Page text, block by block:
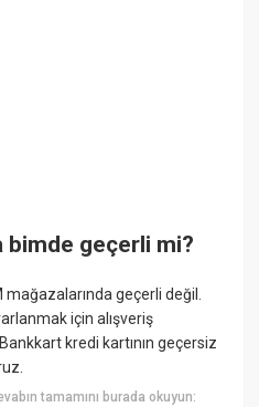
geçerli mi?
geçerli değil.
için alışveriş
kredi kartının geçersiz
tamamını burada okuyun: